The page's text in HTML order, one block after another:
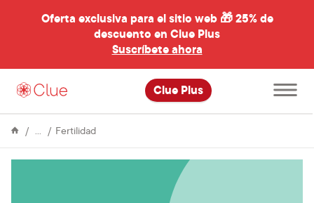
Oferta exclusiva para el sitio web 🎁25% de
descuento en Clue Plus
Suscríbete ahora
Clue Plus
Abre
el
menú
Enciclopedia
FertilidadLa